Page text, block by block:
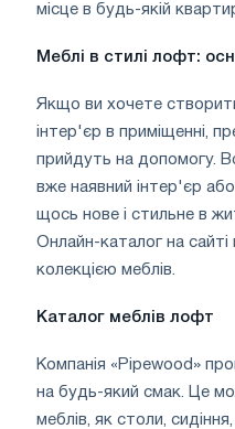
місце в будь-якій
Меблі в стилі лофт:
Якщо ви хочете
інтер'єр в приміщенні,
прийдуть на допомогу.
вже наявний інтер'єр
щось нове і стильне в
Онлайн-каталог на сайті
колекцією меблів.
Каталог меблів лофт
Компанія «Pipewood»
на будь-який смак. Це
меблів, як столи,